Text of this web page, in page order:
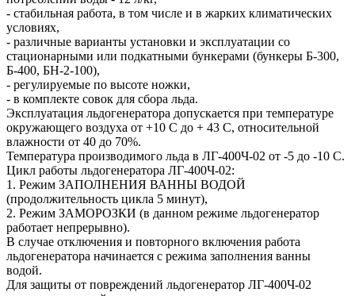
- стабильная работа, в том числе и в жарких климатических
условиях,
- различные варианты установки и эксплуатации со
стационарными или подкатными бункерами (бункеры Б-300,
Б-400, БН-2-100),
- регулируемые по высоте ножки,
- в комплекте совок для сбора льда.
Эксплуатация льдогенератора допускается при температуре
окружающего воздуха от +10 С до + 43 С, относительной
влажности от 40 до 70%.
Температура производимого льда в ЛГ-400Ч-02 от -5 до -10 С.
Цикл работы льдогенератора ЛГ-400Ч-02:
1. Режим ЗАПОЛНЕНИЯ ВАННЫ ВОДОЙ
(продолжительность цикла 5 минут),
2. Режим ЗАМОРОЗКИ (в данном режиме льдогенератор
работает непрерывно).
В случае отключения и повторного включения работа
льдогенератора начинается с режима заполнения ванны
водой.
Для защиты от повреждений льдогенератор ЛГ-400Ч-02